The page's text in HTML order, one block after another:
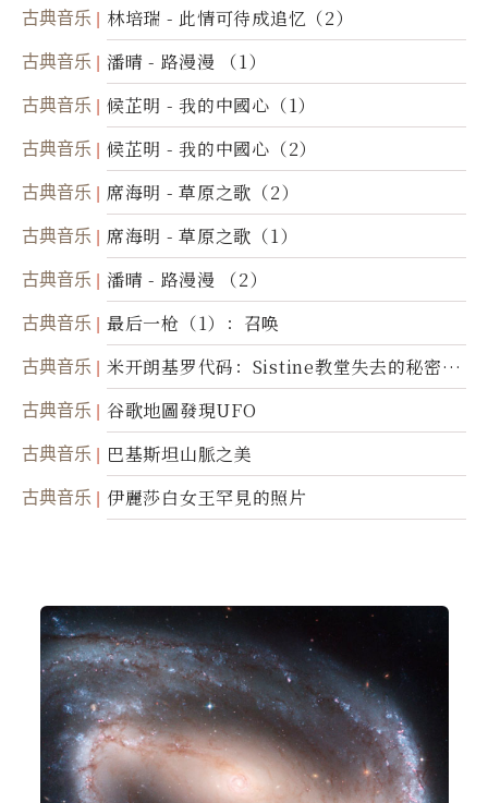
古典音乐 林培瑞 - 此情可待成追忆（2）
古典音乐 潘晴 - 路漫漫 （1）
古典音乐 候芷明 - 我的中國心（1）
古典音乐 候芷明 - 我的中國心（2）
古典音乐 席海明 - 草原之歌（2）
古典音乐 席海明 - 草原之歌（1）
古典音乐 潘晴 - 路漫漫 （2）
古典音乐 最后一枪（1）：召唤
古典音乐
米开朗基罗代码：Sistine教堂失去的秘密
(图)
古典音乐 谷歌地圖發現UFO
古典音乐 巴基斯坦山脈之美
古典音乐 伊麗莎白女王罕見的照片